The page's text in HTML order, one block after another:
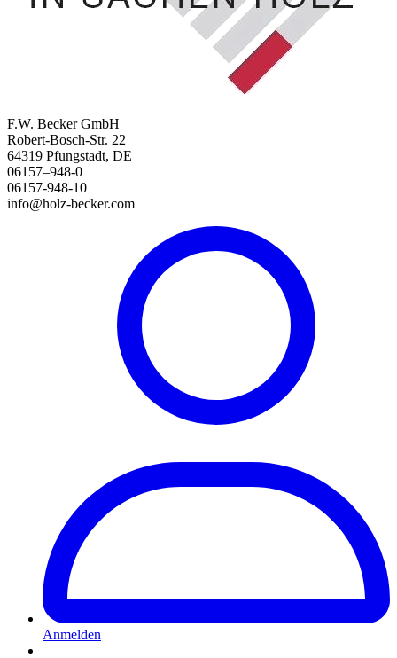
F.W. Becker GmbH
Robert-Bosch-Str. 22
64319 Pfungstadt, DE
06157–948-0
06157-948-10
info@holz-becker.com
Anmelden